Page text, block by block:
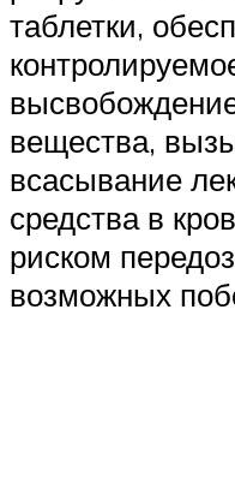
таблетки,
вещества,
всасывание
средства в
риском
возможных